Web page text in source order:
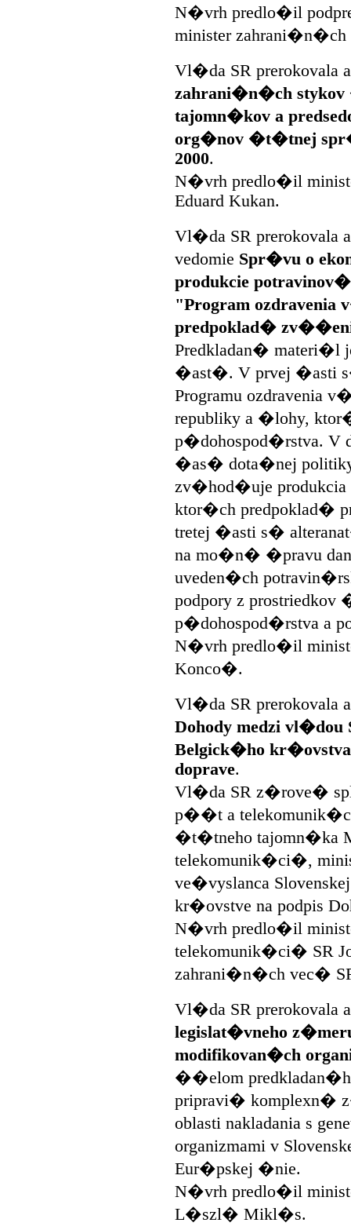
N�vrh predlo�il
minister zahrani�n�ch
Vl�da SR prerokovala
zahrani�n�ch
tajomn�kov a
org�nov �t�tnej
2000.
N�vrh predlo�il
Eduard Kukan.
Vl�da SR prerokovala
vedomie Spr�vu o
produkcie
"Program
predpoklad�
Predkladan� materi�l
�ast�. V prvej �asti
Programu ozdravenia
republiky a �lohy,
p�dohospod�rstva. V
�as� dota�nej
zv�hod�uje
ktor�ch predpoklad�
tretej �asti s�
na mo�n� �pravu
uveden�ch
podpory z
p�dohospod�rstva a
N�vrh predlo�il
Konco�.
Vl�da SR prerokovala
Dohody medzi vl�dou
Belgick�ho
doprave.
Vl�da SR z�rove�
p��t a
�t�tneho tajomn�ka
telekomunik�ci�,
ve�vyslanca
kr�ovstve na podpis
N�vrh predlo�il
telekomunik�ci� SR
zahrani�n�ch vec�
Vl�da SR prerokovala
legislat�vneho
modifikovan�ch
��elom
pripravi� komplexn�
oblasti nakladania s
organizmami v
Eur�pskej �nie.
N�vrh predlo�il
L�szl� Mikl�s.